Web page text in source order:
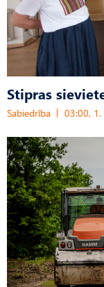
Stipras
Sabiedrība 03:00,